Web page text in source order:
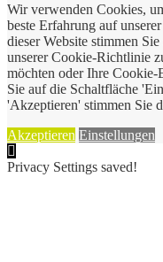
Wir verwenden Cookies,
beste Erfahrung auf
dieser Website stimmen
unserer Cookie-Richtlinie
möchten oder Ihre Cookie-
Sie auf die Schaltfläche
'Akzeptieren' stimmen Sie
Akzeptieren Einstellungen
Privacy Settings saved!